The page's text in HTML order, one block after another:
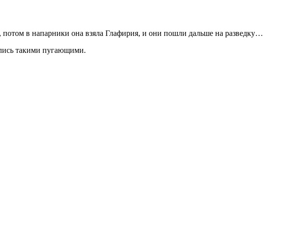
в напарники она взяла Глафирия, и они пошли дальше на разведку…
такими пугающими.